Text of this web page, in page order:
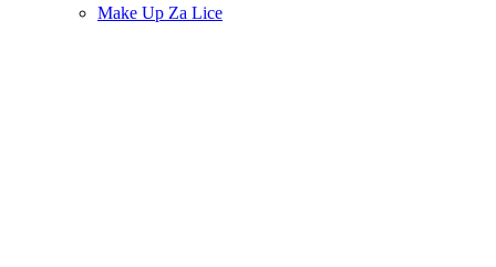
Make Up Za Lice